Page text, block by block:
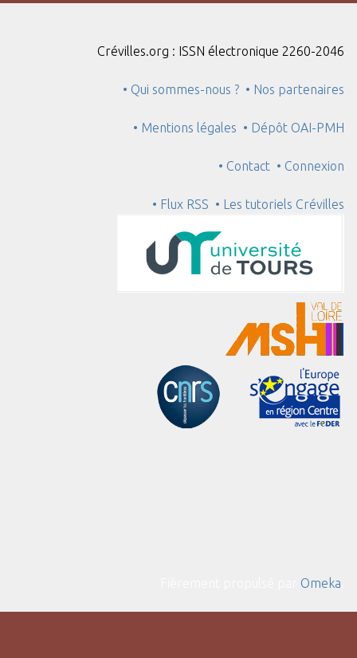
Crévilles.org : ISSN électronique 2260-2046
• Qui sommes-nous ? • Nos partenaires
• Mentions légales • Dépôt OAI-PMH
• Contact • Connexion
• Flux RSS • Les tutoriels Crévilles
Omeka